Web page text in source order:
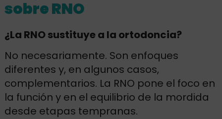
sobre RNO
¿La RNO sustituye a la ortodoncia?
No necesariamente. Son enfoques
diferentes y, en algunos casos,
complementarios. La RNO pone el foco en
la función y en el equilibrio de la mordida
desde etapas tempranas.